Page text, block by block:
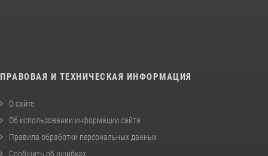
ПРАВОВАЯ И ТЕХНИЧЕСКАЯ ИНФОРМАЦИЯ
О сайте
Об использовании информации сайта
Правила обработки персональных данных
Сообщить об ошибках